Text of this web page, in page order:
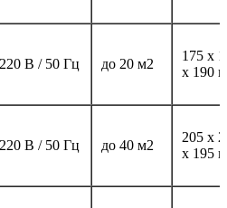
220 В / 50 Гц до 20 м2
175 х
х 190
220 В / 50 Гц до 40 м2
205 х
х 195